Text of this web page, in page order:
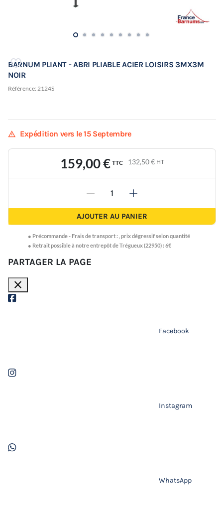
BARNUM PLIANT - ABRI PLIABLE ACIER LOISIRS 3MX3M
NOIR
Référence: 2124S
warning Expédition vers le 15 Septembre
159,00 € TTC 132,50 € HT
- +
AJOUTER AU PANIER
● Précommande -Frais de transport : prix dégressif selon quantité
● Retrait possible à notre entrepôt de Trégueux (22950) : 6€
PARTAGER LA PAGE
close
Facebook
Instagram
WhatsApp